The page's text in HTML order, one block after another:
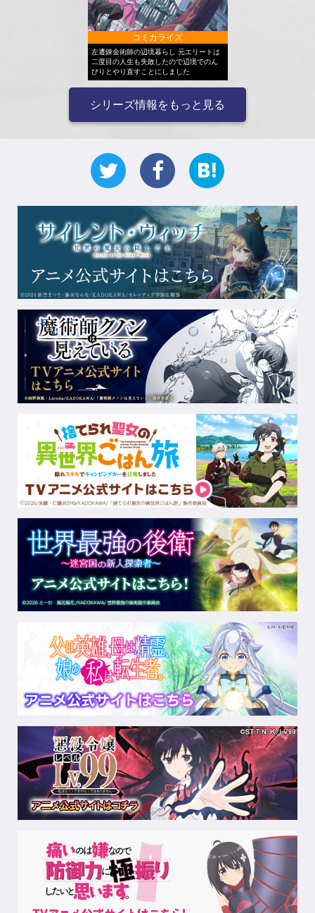
コミカライズ
左遷錬金術師の辺境暮らし 元エリートは
二度目の人生も失敗したので辺境でのん
びりとやり直すことにしました
シリーズ情報をもっと見る